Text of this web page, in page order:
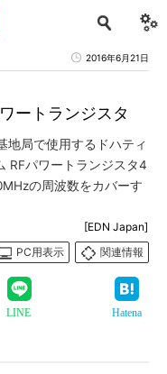
2016年6月21日
ートランジスタ
地局で使用するドハティ
RFパワートランジスタ4
の周波数をカバーす
[EDN Japan]
PC用表示
関連情報
LINE Hatena